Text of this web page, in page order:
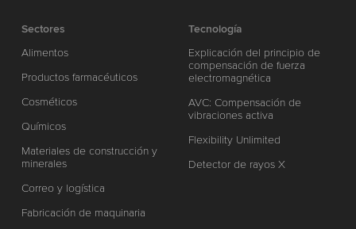
Sectores
Alimentos
Productos farmacéuticos
Cosméticos
Químicos
Materiales de construcción y
minerales
Correo y logística
Fabricación de maquinaria
Tecnología
Explicación del principio de
compensación de fuerza
electromagnética
AVC: Compensación de
vibraciones activa
Flexibility Unlimited
Detector de rayos X